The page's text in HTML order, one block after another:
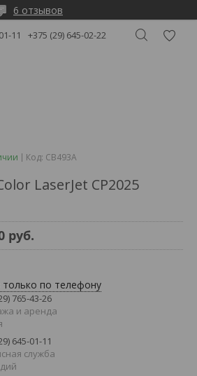
6 отзывов
11 +375 (29) 645-02-22
Код: CB493A
LaserJet CP2025
руб.
только по телефону
765-43-26
и аренда
645-01-11
служба